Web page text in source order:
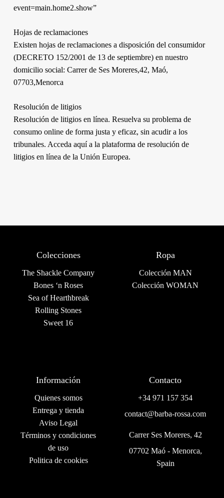
event=main.home2.show”
Hojas de reclamaciones
Existen hojas de reclamaciones a disposición del consumidor
(DECRETO 152/2001 de 13 de septiembre) en nuestro
domicilio social: Carrer de Ses Moreres,42, Maó,
07703,Menorca
Resolución de litigios
Resolución de litigios en línea. Resuelva su problema de
consumo online de forma justa y eficaz, sin acudir a los
tribunales. Acceda aquí a la plataforma de resolución de
litigios en línea de la Unión Europea.
Colecciones
The Shackle Company
Bones ‘n Roses
Sea of Hearthbreak
Rolling Stones
Sweet 16
Ropa
Colección MAN
Colección WOMAN
Información
Quienes somos
Entrega y tienda
Aviso Legal
Términos y condiciones
de uso
Politica de cookies
Contacto
+34 971 157 354
contact@barba-rossa.com
Carrer Ses Moreres, 42
07702 Maó - Menorca,
Spain